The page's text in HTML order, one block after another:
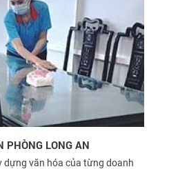
PHÒNG LONG AN
dựng văn hóa của từng doanh